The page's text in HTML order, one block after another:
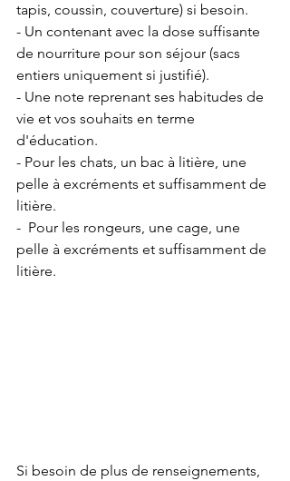
tapis, coussin, couverture) si besoin.
- Un contenant avec la dose suffisante
de nourriture pour son séjour (sacs
entiers uniquement si justifié).
- Une note reprenant ses habitudes de
vie et vos souhaits en terme
d'éducation.
- Pour les chats, un bac à litière, une
pelle à excréments et suffisamment de
litière.
-  Pour les rongeurs, une cage, une
pelle à excréments et suffisamment de
litière.
Si besoin de plus de renseignements,